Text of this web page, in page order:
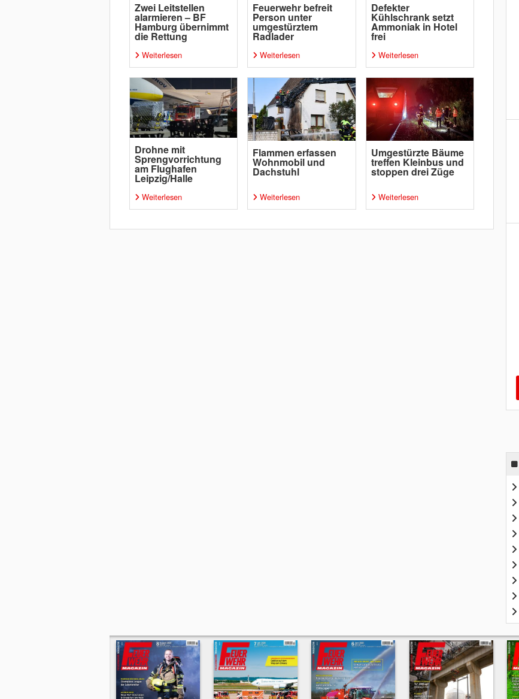
Zwei Leitstellen
alarmieren – BF
Hamburg übernimmt
die Rettung
Weiterlesen
Feuerwehr befreit
Person unter
umgestürztem
Radlader
Weiterlesen
Defekter
Kühlschrank setzt
Ammoniak in Hotel
frei
Weiterlesen
Drohne mit
Sprengvorrichtung
am Flughafen
Leipzig/Halle
Weiterlesen
Flammen erfassen
Wohnmobil und
Dachstuhl
Weiterlesen
Umgestürzte Bäume
treffen Kleinbus und
stoppen drei Züge
Weiterlesen